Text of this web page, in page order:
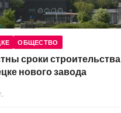
ОБЩЕСТВО
сроки строительства
нового завода